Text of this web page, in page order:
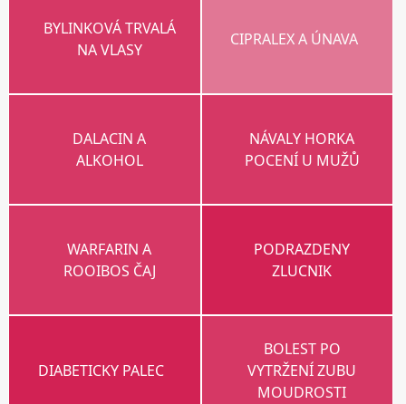
BYLINKOVÁ TRVALÁ
NA VLASY
CIPRALEX A ÚNAVA
DALACIN A
ALKOHOL
NÁVALY HORKA
POCENÍ U MUŽŮ
WARFARIN A
ROOIBOS ČAJ
PODRAZDENY
ZLUCNIK
DIABETICKY PALEC
BOLEST PO
VYTRŽENÍ ZUBU
MOUDROSTI